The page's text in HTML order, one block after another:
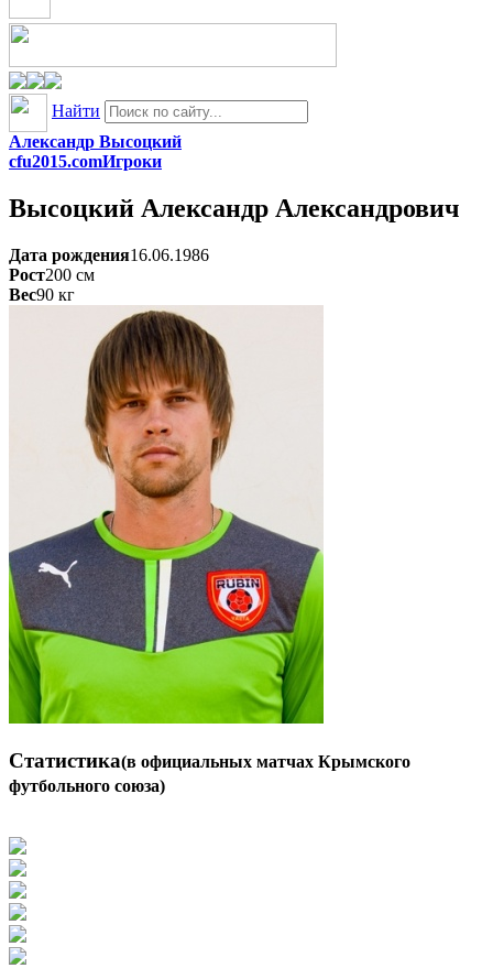
Найти
Александр Высоцкий
cfu2015.comИгроки
Высоцкий Александр Александрович
Дата рождения16.06.1986
Рост200 см
Вес90 кг
Статистика(в официальных матчах Крымского
футбольного союза)